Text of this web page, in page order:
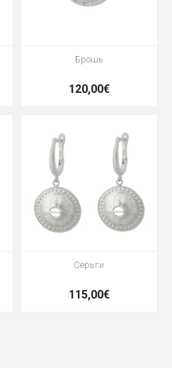
Брошь
120,00€
Серьги
115,00€